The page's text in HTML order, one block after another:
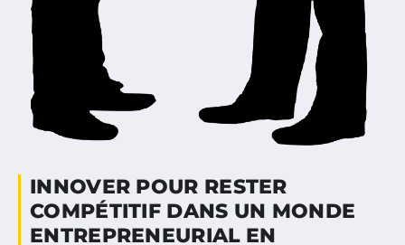
INNOVER POUR RESTER
COMPÉTITIF DANS UN MONDE
ENTREPRENEURIAL EN